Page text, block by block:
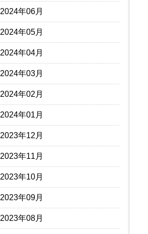
2024年06月
2024年05月
2024年04月
2024年03月
2024年02月
2024年01月
2023年12月
2023年11月
2023年10月
2023年09月
2023年08月